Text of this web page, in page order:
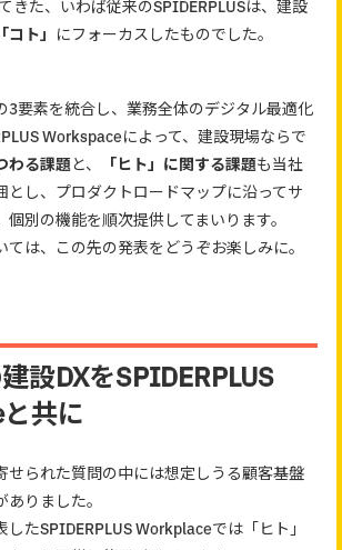
きた、いわば従来のSPIDERPLUSは、建設
「コト」 にフォーカスしたものでした。
3要素を統合し、業務全体のデジタル最適化
Workspaceによって、建設現場ならで
わる課題 と、 「ヒト」に関する課題も当社
とし、プロダクトロードマップに沿ってサ
個別の機能を順次提供してまいります。
ては、この先の発表をどうぞお楽しみに。
設DXをSPIDERPLUS
共に
せられた質問の中には想定しうる顧客基盤
ありました。
したSPIDERPLUS Workplaceでは「ヒト」